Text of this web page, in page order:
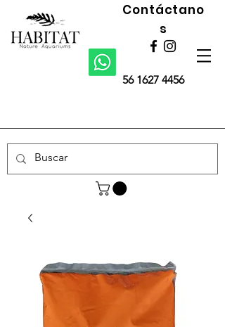
Contáctano
s
56 1627 4456